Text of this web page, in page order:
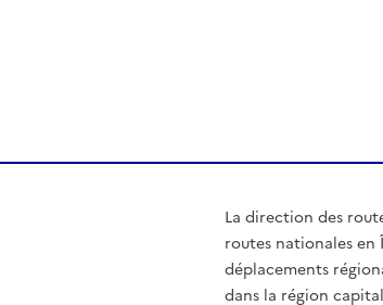
La direction des
routes nationales
déplacements
dans la région